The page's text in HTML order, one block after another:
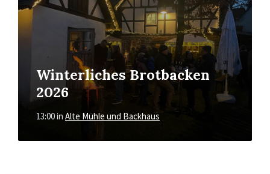
Winterliches Brotbacken
2026
13:00in Alte Mühle und Backhaus